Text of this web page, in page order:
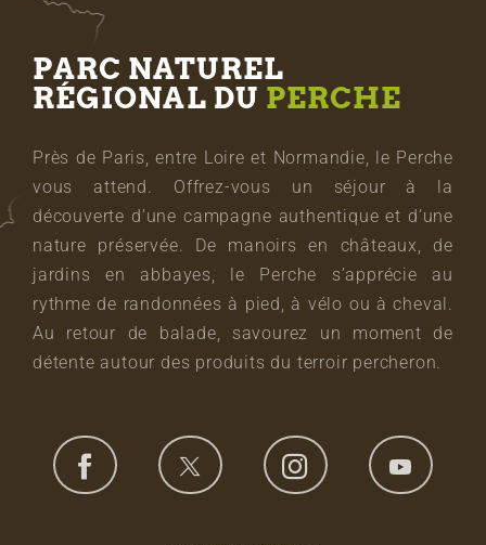
PARC NATUREL
RÉGIONAL DU PERCHE
Près de Paris, entre Loire et Normandie, le Perche
vous attend. Offrez-vous un séjour à la
découverte d’une campagne authentique et d’une
nature préservée. De manoirs en châteaux, de
jardins en abbayes, le Perche s’apprécie au
rythme de randonnées à pied, à vélo ou à cheval.
Au retour de balade, savourez un moment de
détente autour des produits du terroir percheron.